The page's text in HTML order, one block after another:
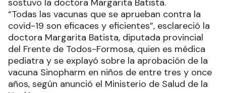
sostuvo la doctora Margarita Batista.
“Todas las vacunas que se aprueban contra la
covid-19 son eficaces y eficientes”, esclareció la
doctora Margarita Batista, diputada provincial
del Frente de Todos-Formosa, quien es médica
pediatra y se explayó sobre la aprobación de la
vacuna Sinopharm en niños de entre tres y once
años, según anunció el Ministerio de Salud de la